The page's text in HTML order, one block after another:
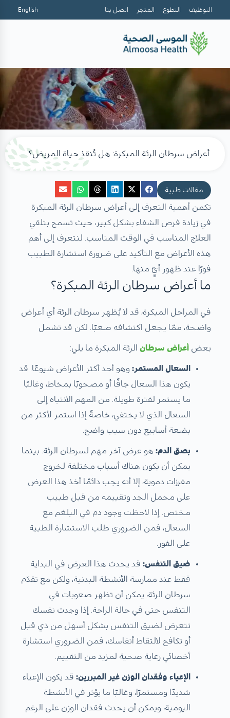
التوظيف التطوع المتجر اتصل بنا English
أعراض سرطان الرئة المبكرة: هل تُنقذ حياة المريض؟
مقالات طبية
تكمن أهمية التعرف إلى أعراض سرطان الرئة المبكرة
في زيادة فرص الشفاء بشكل كبير، حيث تسمح بتلقي
العلاج المناسب في الوقت المناسب. لنتعرف إلى أهم
هذه الأعراض مع التأكيد على ضرورة استشارة الطبيب
فورًا عند ظهور أيٍّ منها.
ما أعراض سرطان الرئة المبكرة؟
في المراحل المبكرة، قد لا يُظهر سرطان الرئة أي أعراض
واضحة، ممّا يجعل اكتشافه صعبًا. لكن قد تشمل
بعض أعراض سرطانالرئة المبكرة ما يلي:
السعال المستمر:وهو أحد أكثر الأعراض شيوعًا. قد
يكون هذا السعال جافًا أو مصحوبًا بمخاط، وغالبًا
ما يستمر لفترة طويلة. من المهم الانتباه إلى
السعال الذي لا يختفي، خاصةً إذا استمر لأكثر من
بضعة أسابيع دون سبب واضح.
بصق الدم:هو عرض آخر مهم لسرطان الرئة. بينما
يمكن أن يكون هناك أسباب مختلفة لخروج
مفرزات دموية، إلا أنه يجب دائمًا أخذ هذا العرض
على محمل الجد وتقييمه من قبل طبيب
مختص. إذا لاحظت وجود دم في البلغم مع
السعال، فمن الضروري طلب الاستشارة الطبية
على الفور.
ضيق التنفس:قد يحدث هذا العرض في البداية
فقط عند ممارسة الأنشطة البدنية، ولكن مع تقدّم
سرطان الرئة، يمكن أن تظهر صعوبات في
التنفس حتى في حالة الراحة. إذا وجدت نفسك
تتعرض لضيق التنفس بشكل أسهل من ذي قبل
أو تكافح لالتقاط أنفاسك، فمن الضروري استشارة
أخصائي رعاية صحية لمزيد من التقييم.
الإعياء وفقدان الوزن غير المبررين:قد يكون الإعياء
شديدًا ومستمرًا، وغالبًا ما يؤثر في الأنشطة
اليومية، ويمكن أن يحدث فقدان الوزن على الرغم